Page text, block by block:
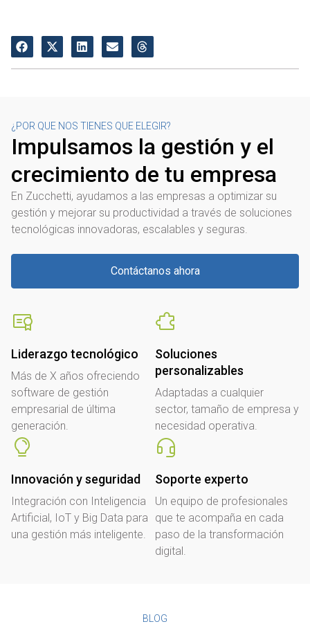
¿POR QUE NOS TIENES QUE ELEGIR?
Impulsamos la gestión y el
crecimiento de tu empresa
En Zucchetti, ayudamos a las empresas a optimizar su
gestión y mejorar su productividad a través de soluciones
tecnológicas innovadoras, escalables y seguras.
Contáctanos ahora
Liderazgo tecnológico
Más de X años ofreciendo
software de gestión
empresarial de última
generación.
Soluciones
personalizables
Adaptadas a cualquier
sector, tamaño de empresa y
necesidad operativa.
Innovación y seguridad
Integración con Inteligencia
Artificial, IoT y Big Data para
una gestión más inteligente.
Soporte experto
Un equipo de profesionales
que te acompaña en cada
paso de la transformación
digital.
BLOG